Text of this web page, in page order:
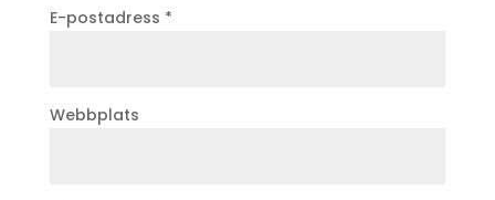
E-postadress *
Webbplats